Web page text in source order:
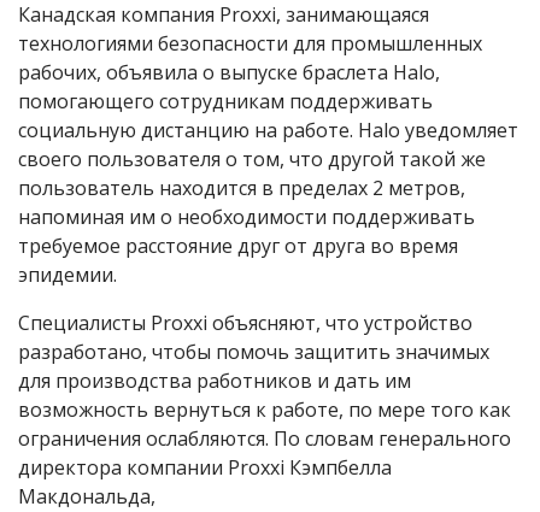
Канадская компания Proxxi, занимающаяся
технологиями безопасности для промышленных
рабочих, объявила о выпуске браслета Halo,
помогающего сотрудникам поддерживать
социальную дистанцию на работе. Halo уведомляет
своего пользователя о том, что другой такой же
пользователь находится в пределах 2 метров,
напоминая им о необходимости поддерживать
требуемое расстояние друг от друга во время
эпидемии.
Специалисты Proxxi объясняют, что устройство
разработано, чтобы помочь защитить значимых
для производства работников и дать им
возможность вернуться к работе, по мере того как
ограничения ослабляются. По словам генерального
директора компании Proxxi Кэмпбелла
Макдональда,